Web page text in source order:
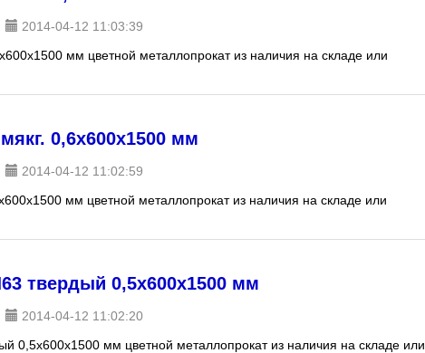
2014-04-12 11:03:39
мм цветной металлопрокат из наличия на складе или
0,6х600х1500 мм
2014-04-12 11:02:59
мм цветной металлопрокат из наличия на складе или
твердый 0,5х600х1500 мм
2014-04-12 11:02:20
0,5х600х1500 мм цветной металлопрокат из наличия на складе или